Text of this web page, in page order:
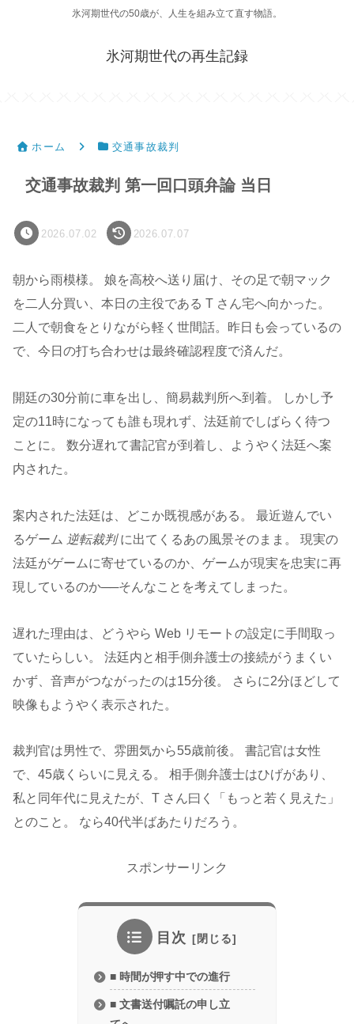
氷河期世代の50歳が、人生を組み立て直す物語。
氷河期世代の再生記録
ホーム 交通事故裁判
交通事故裁判 第一回口頭弁論 当日
2026.07.02 2026.07.07
朝から雨模様。 娘を高校へ送り届け、その足で朝マック
を二人分買い、本日の主役である T さん宅へ向かった。
二人で朝食をとりながら軽く世間話。昨日も会っているの
で、今日の打ち合わせは最終確認程度で済んだ。
開廷の30分前に車を出し、簡易裁判所へ到着。 しかし予
定の11時になっても誰も現れず、法廷前でしばらく待つ
ことに。 数分遅れて書記官が到着し、ようやく法廷へ案
内された。
案内された法廷は、どこか既視感がある。 最近遊んでい
るゲーム 逆転裁判に出てくるあの風景そのまま。 現実の
法廷がゲームに寄せているのか、ゲームが現実を忠実に再
現しているのか──そんなことを考えてしまった。
遅れた理由は、どうやら Web リモートの設定に手間取っ
ていたらしい。 法廷内と相手側弁護士の接続がうまくい
かず、音声がつながったのは15分後。 さらに2分ほどして
映像もようやく表示された。
裁判官は男性で、雰囲気から55歳前後。 書記官は女性
で、45歳くらいに見える。 相手側弁護士はひげがあり、
私と同年代に見えたが、T さん曰く「もっと若く見えた」
とのこと。 なら40代半ばあたりだろう。
スポンサーリンク
目次
■ 時間が押す中での進行
■ 文書送付嘱託の申し立